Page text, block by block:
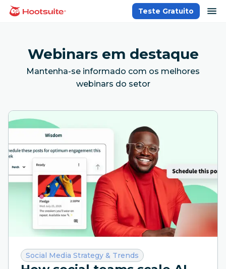
paraPágina inicial
Teste Gratuito
Webinars em destaque
Mantenha-se informado com os melhores
webinars do setor
Categoria:
Social Media Strategy & Trends